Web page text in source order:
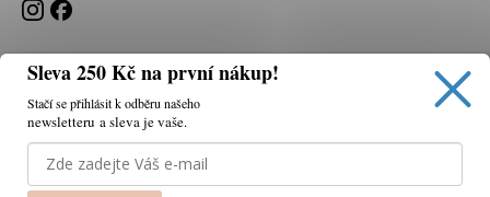
Používáme cookies, abychom vám umožnili pohodlné
prohlížení webu a díky analýze webu neustále zlepšovat
Sleva 250 Kč na první nákup!
Stačí se přihlásit k odběru našeho
newsletteru a sleva je vaše.